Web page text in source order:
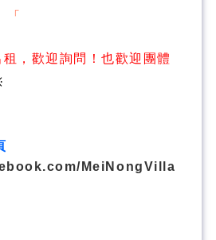
美濃涵園民宿」歡迎您 ~ ~ ~ 平
，歡迎詢問！也歡迎團體
MeiNongVilla